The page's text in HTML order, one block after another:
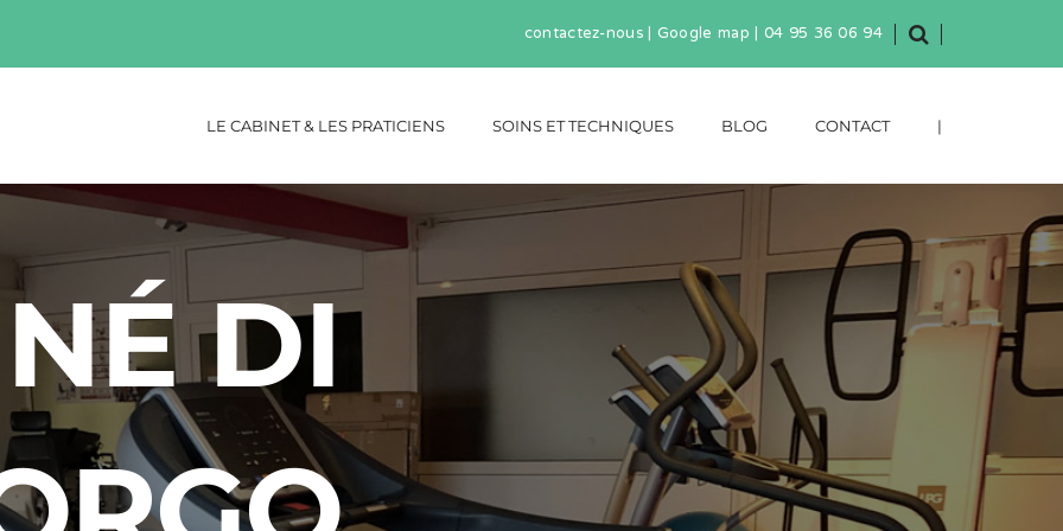
contactez-nous|Google map|04 95 36 06 94
LE CABINET & LES PRATICIENS SOINS ET TECHNIQUES BLOG CONTACT |
DI